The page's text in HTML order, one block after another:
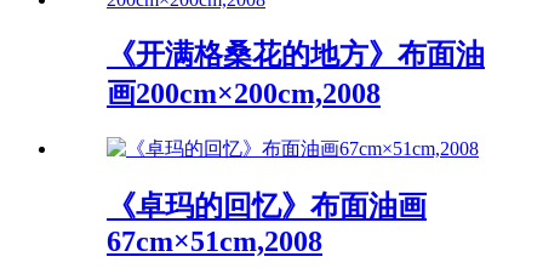
《开满格桑花的地方》布面油
画200cm×200cm,2008
《卓玛的回忆》布面油画
67cm×51cm,2008